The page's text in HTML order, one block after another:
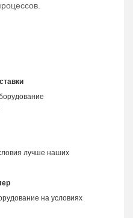
лучше наших
на условиях